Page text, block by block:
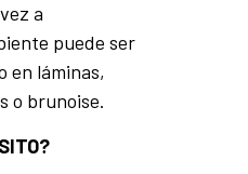
a
puede ser
en láminas,
o brunoise.